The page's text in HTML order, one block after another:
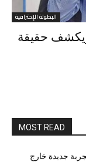
البطولة الإحترافية
حقيقة
MOST READ
جديدة خارج